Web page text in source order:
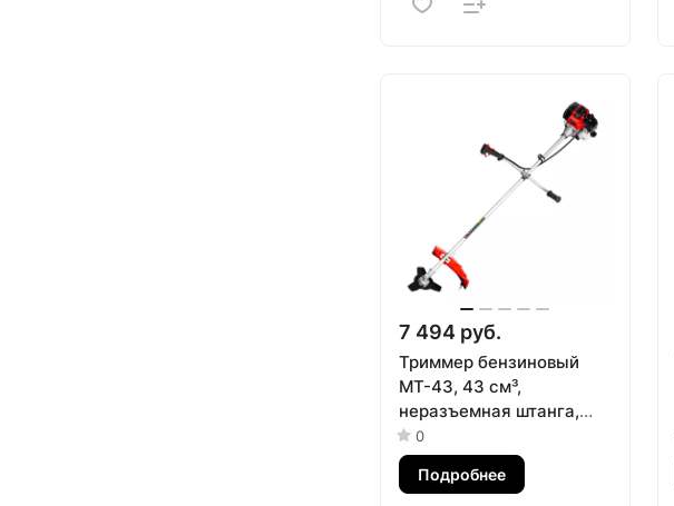
7 494 руб.
Триммер бензиновый
MT-43, 43 см³,
неразъемная штанга,
состоит из 2 частей MTX
0
Подробнее